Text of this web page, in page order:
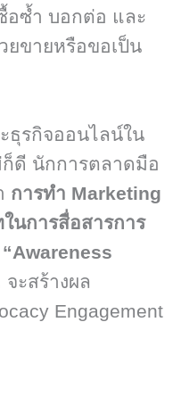
อซ้ำ บอกต่อ และ
ยขายหรือขอเป็น
ธุรกิจออนไลน์ใน
ดี นักการตลาดมือ
การทำ Marketing
นการสื่อสารการ
“Awareness
จะสร้างผล
Engagement